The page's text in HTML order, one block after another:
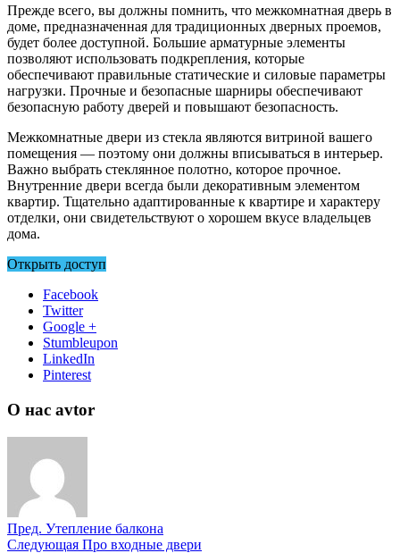
Прежде всего, вы должны помнить, что межкомнатная дверь в
доме, предназначенная для традиционных дверных проемов,
будет более доступной. Большие арматурные элементы
позволяют использовать подкрепления, которые
обеспечивают правильные статические и силовые параметры
нагрузки. Прочные и безопасные шарниры обеспечивают
безопасную работу дверей и повышают безопасность.
Межкомнатные двери из стекла являются витриной вашего
помещения — поэтому они должны вписываться в интерьер.
Важно выбрать стеклянное полотно, которое прочное.
Внутренние двери всегда были декоративным элементом
квартир. Тщательно адаптированные к квартире и характеру
отделки, они свидетельствуют о хорошем вкусе владельцев
дома.
Открыть доступ
Facebook
Twitter
Google +
Stumbleupon
LinkedIn
Pinterest
О нас avtor
Пред. Утепление балкона
Следующая Про входные двери